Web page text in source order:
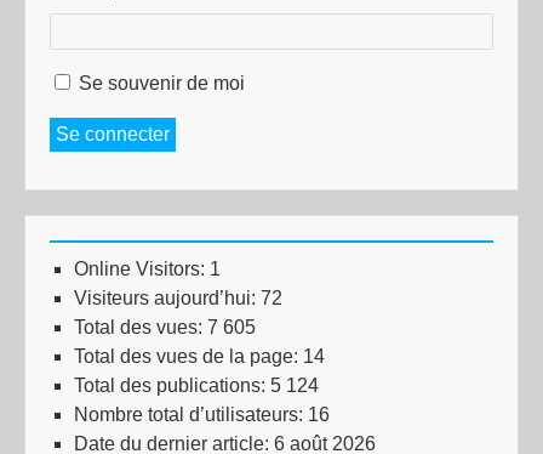
Se souvenir de moi
Se connecter
Online Visitors: 1
Visiteurs aujourd’hui: 72
Total des vues: 7 605
Total des vues de la page: 14
Total des publications: 5 124
Nombre total d’utilisateurs: 16
Date du dernier article: 6 août 2026